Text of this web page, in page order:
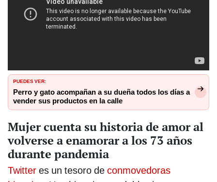
PUEDES VER:
Perro y gato acompañan a su dueña todos los días a
vender sus productos en la calle
Mujer cuenta su historia de amor al
volverse a enamorar a los 73 años
durante pandemia
Twitter es un tesoro de conmovedoras